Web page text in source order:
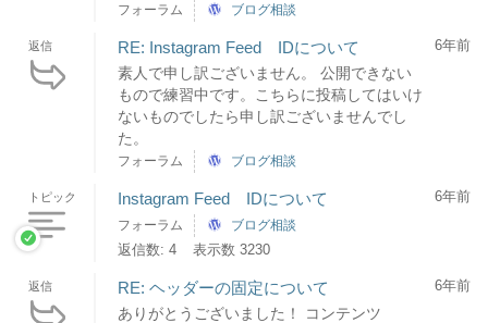
フォーラム ブログ相談
返信 RE: Instagram Feed IDについて
素人で申し訳ございません。 公開できない
もので練習中です。こちらに投稿してはいけ
ないものでしたら申し訳ございませんでし
た。
6年前
フォーラム ブログ相談
トピック Instagram Feed IDについて 6年前
フォーラム ブログ相談
返信数: 4 表示数 3230
返信 RE: ヘッダーの固定について
ありがとうございました！ コンテンツ
6年前